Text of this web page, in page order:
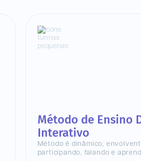
Método de Ensino
Interativo
Método é dinâmico,
participando, falando e